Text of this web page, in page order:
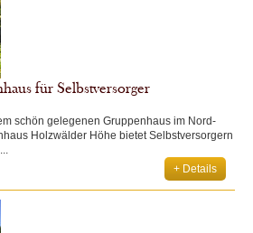
für Selbstversorger
schön gelegenen Gruppenhaus im Nord-
Holzwälder Höhe bietet Selbstversorgern
+ Details